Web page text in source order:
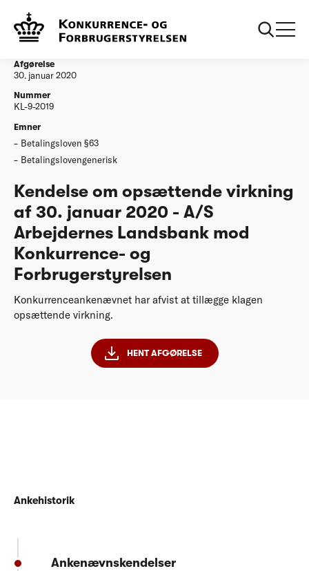
Afgørelser
og Forbrugerstyrelsen
Afgørelse
30. januar 2020
Nummer
KL-9-2019
Emner
Betalingsloven §63
Betalingslovengenerisk
Kendelse om opsættende virkning
af 30. januar 2020 - A/S
Arbejdernes Landsbank mod
Konkurrence- og
Forbrugerstyrelsen
Konkurrenceankenævnet har afvist at tillægge klagen
opsættende virkning.
HENT AFGØRELSE
Ankehistorik
Ankenævnskendelser